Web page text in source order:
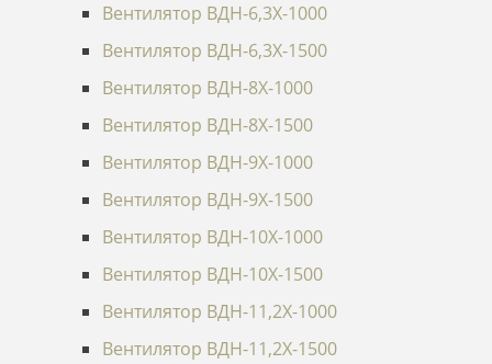
Вентилятор ВДН-6,3Х-1000
Вентилятор ВДН-6,3Х-1500
Вентилятор ВДН-8Х-1000
Вентилятор ВДН-8Х-1500
Вентилятор ВДН-9Х-1000
Вентилятор ВДН-9Х-1500
Вентилятор ВДН-10Х-1000
Вентилятор ВДН-10Х-1500
Вентилятор ВДН-11,2Х-1000
Вентилятор ВДН-11,2Х-1500